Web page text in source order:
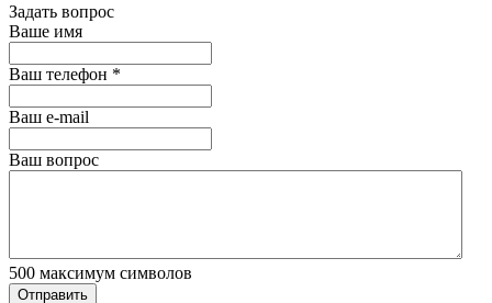
Задать вопрос
Ваше имя
Ваш телефон *
Ваш е-mail
Ваш вопрос
500 максимум символов
Отправить